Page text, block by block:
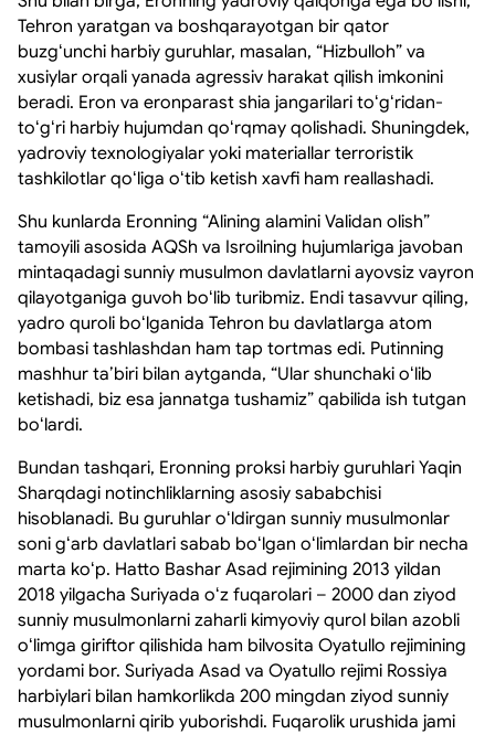
Tehron yaratgan va boshqarayotgan bir qator
buzgʻunchi harbiy guruhlar, masalan, “Hizbulloh” va
xusiylar orqali yanada agressiv harakat qilish imkonini
beradi. Eron va eronparast shia jangarilari toʻgʻridan-
toʻgʻri harbiy hujumdan qoʻrqmay qolishadi. Shuningdek,
yadroviy texnologiyalar yoki materiallar terroristik
tashkilotlar qoʻliga oʻtib ketish xavfi ham reallashadi.
Shu kunlarda Eronning “Alining alamini Validan olish”
tamoyili asosida AQSh va Isroilning hujumlariga javoban
mintaqadagi sunniy musulmon davlatlarni ayovsiz vayron
qilayotganiga guvoh boʻlib turibmiz. Endi tasavvur qiling,
yadro quroli boʻlganida Tehron bu davlatlarga atom
bombasi tashlashdan ham tap tortmas edi. Putinning
mashhur taʼbiri bilan aytganda, “Ular shunchaki oʻlib
ketishadi, biz esa jannatga tushamiz” qabilida ish tutgan
boʻlardi.
Bundan tashqari, Eronning proksi harbiy guruhlari Yaqin
Sharqdagi notinchliklarning asosiy sababchisi
hisoblanadi. Bu guruhlar oʻldirgan sunniy musulmonlar
soni gʻarb davlatlari sabab boʻlgan oʻlimlardan bir necha
marta koʻp. Hatto Bashar Asad rejimining 2013 yildan
2018 yilgacha Suriyada oʻz fuqarolari – 2000 dan ziyod
sunniy musulmonlarni zaharli kimyoviy qurol bilan azobli
oʻlimga giriftor qilishida ham bilvosita Oyatullo rejimining
yordami bor. Suriyada Asad va Oyatullo rejimi Rossiya
harbiylari bilan hamkorlikda 200 mingdan ziyod sunniy
musulmonlarni qirib yuborishdi. Fuqarolik urushida jami